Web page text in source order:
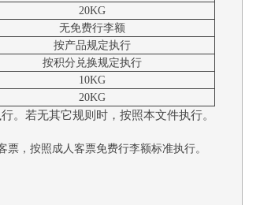
20KG
无免费行李额
按产品规定执行
按积分兑换规定执行
10KG
20KG
。若无其它规则时，按照本文件执行。
，按照成人客票免费行李额标准执行。